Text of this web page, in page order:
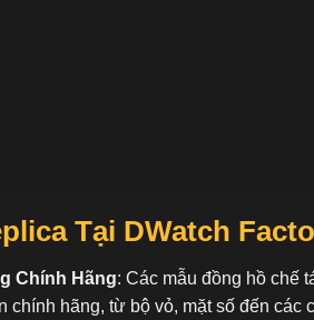
Tại DWatch
Chính Hãng: Các mẫu đồng hồ chế
hãng, từ bộ vỏ, mặt số đến các